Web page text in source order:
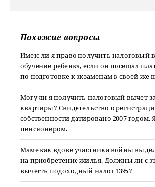
Похожие вопросы
Имею ли я право получить налоговый
обучение ребенка, если он посещал
по подготовке к экзаменам в своей же
Могу ли я получить налоговый вычет
квартиры? Свидетельство о
собственности датировано 2007 годом.
пенсионером.
Маме как вдове участника войны
на приобретение жилья. Должны ли с
вычесть подоходный налог 13%?